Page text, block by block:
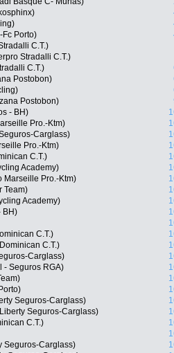
Fc Porto)
C.T.)
Stradalli C.T.)
C.T.)
Postobon)
Postobon)
- BH)
Pro.-Ktm)
Carglass)
Pro.-Ktm)
C.T.)
Academy)
Marseille Pro.-Ktm)
Team)
Academy)
BH)
C.T.)
C.T.)
Carglass)
- Seguros RGA)
Seguros-Carglass)
Seguros-Carglass)
C.T.)
Seguros-Carglass)